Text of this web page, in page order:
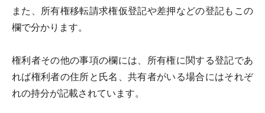
また、所有権移転請求権仮登記や差押などの登記もこの
欄で分かります。
権利者その他の事項の欄には、所有権に関する登記であ
れば権利者の住所と氏名、共有者がいる場合にはそれぞ
れの持分が記載されています。